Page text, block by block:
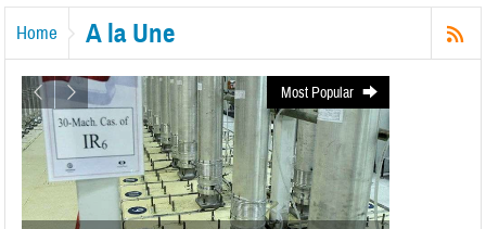
Home A la Une
Most Popular